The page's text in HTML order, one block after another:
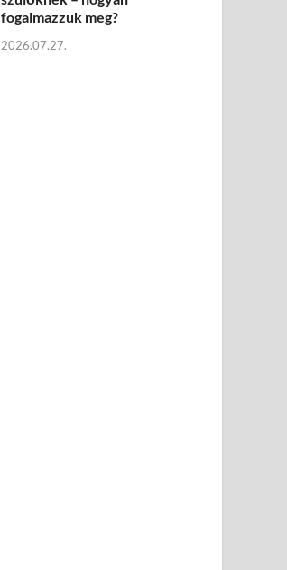
fogalmazzuk meg?
2026.07.27.